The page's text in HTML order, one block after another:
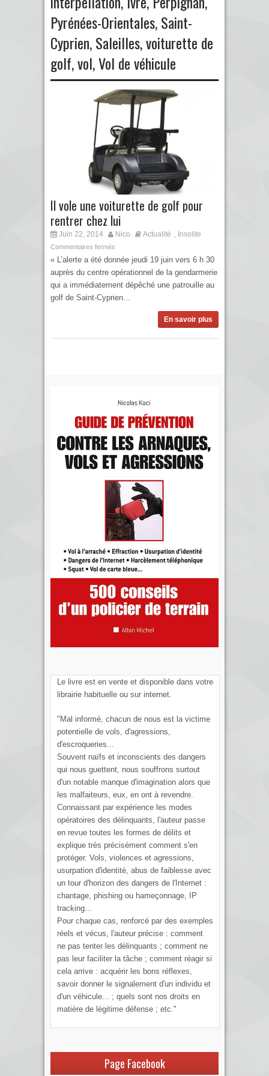
Pyrénées-Orientales,Saint-
Cyprien,Saleilles,voiturette de
golf,vol,Vol de véhicule
Il vole une voiturette de golf pour
rentrer chez lui
Juin 22, 2014 Nico Actualité , Insolite
Commentaires fermés
« L’alerte a été donnée jeudi 19 juin vers 6 h 30
auprès du centre opérationnel de la gendarmerie
qui a immédiatement dépêché une patrouille au
golf de Saint-Cyprien...
En savoir plus
Le livre est en vente et disponible dans votre
librairie habituelle ou sur internet.
"Mal informé, chacun de nous est la victime
potentielle de vols, d'agressions,
d'escroqueries...
Souvent naïfs et inconscients des dangers
qui nous guettent, nous souffrons surtout
d'un notable manque d'imagination alors que
les malfaiteurs, eux, en ont à revendre.
Connaissant par expérience les modes
opératoires des délinquants, l'auteur passe
en revue toutes les formes de délits et
explique très précisément comment s'en
protéger. Vols, violences et agressions,
usurpation d'identité, abus de faiblesse avec
un tour d'horizon des dangers de l'Internet :
chantage, phishing ou hameçonnage, IP
tracking...
Pour chaque cas, renforcé par des exemples
réels et vécus, l'auteur précise : comment
ne pas tenter les délinquants ; comment ne
pas leur faciliter la tâche ; comment réagir si
cela arrive : acquérir les bons réflexes,
savoir donner le signalement d'un individu et
d'un véhicule... ; quels sont nos droits en
matière de légitime défense ; etc."
Page Facebook